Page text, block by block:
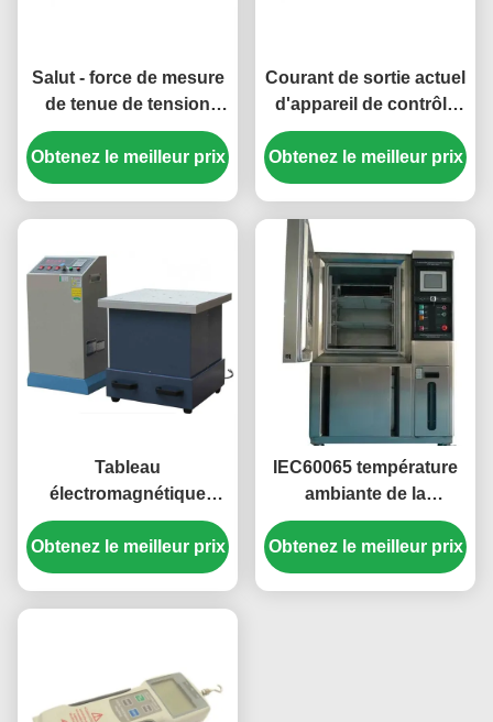
Salut - force de mesure
de tenue de tension
d'appareil de contrôle
de tenue de tension de
pot
Obtenez le meilleur prix
Courant de sortie actuel
d'appareil de contrôle
de fuite de 9.1.1.2 B de
clause 0.03~2mA/20mA
Obtenez le meilleur prix
Tableau
électromagnétique
vertical de vibration
avec l'exactitude 0.01Hz
de fréquence
Obtenez le meilleur prix
IEC60065 température
ambiante de la
température 2014 de la
clause 8,3 et de
chambre d'humidité de
Obtenez le meilleur prix